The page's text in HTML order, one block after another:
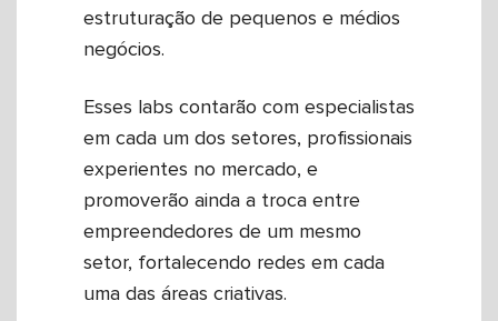
estruturação de pequenos e médios
negócios.
Esses labs contarão com especialistas
em cada um dos setores, profissionais
experientes no mercado, e
promoverão ainda a troca entre
empreendedores de um mesmo
setor, fortalecendo redes em cada
uma das áreas criativas.